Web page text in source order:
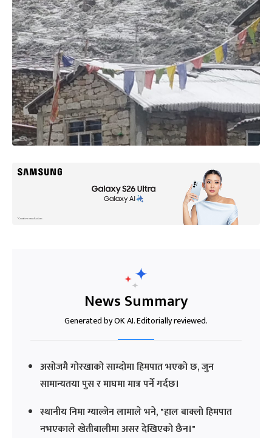
News Summary
Generated by OK AI. Editorially reviewed.
असोजमै गोरखाको साम्दोमा हिमपात भएको छ, जुन
सामान्यतया पुस र माघमा मात्र पर्ने गर्दछ।
स्थानीय निमा ग्याल्जेन लामाले भने, "हाल बाक्लो हिमपात
नभएकाले खेतीबालीमा असर देखिएको छैन।"